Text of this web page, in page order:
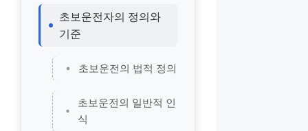
초보운전자의 정의와
기준
초보운전의 법적 정의
초보운전의 일반적 인
식